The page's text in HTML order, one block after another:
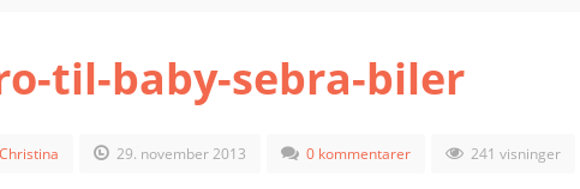
til-baby-sebra-biler
Christina 29. november 2013 0 kommentarer 241 visninger